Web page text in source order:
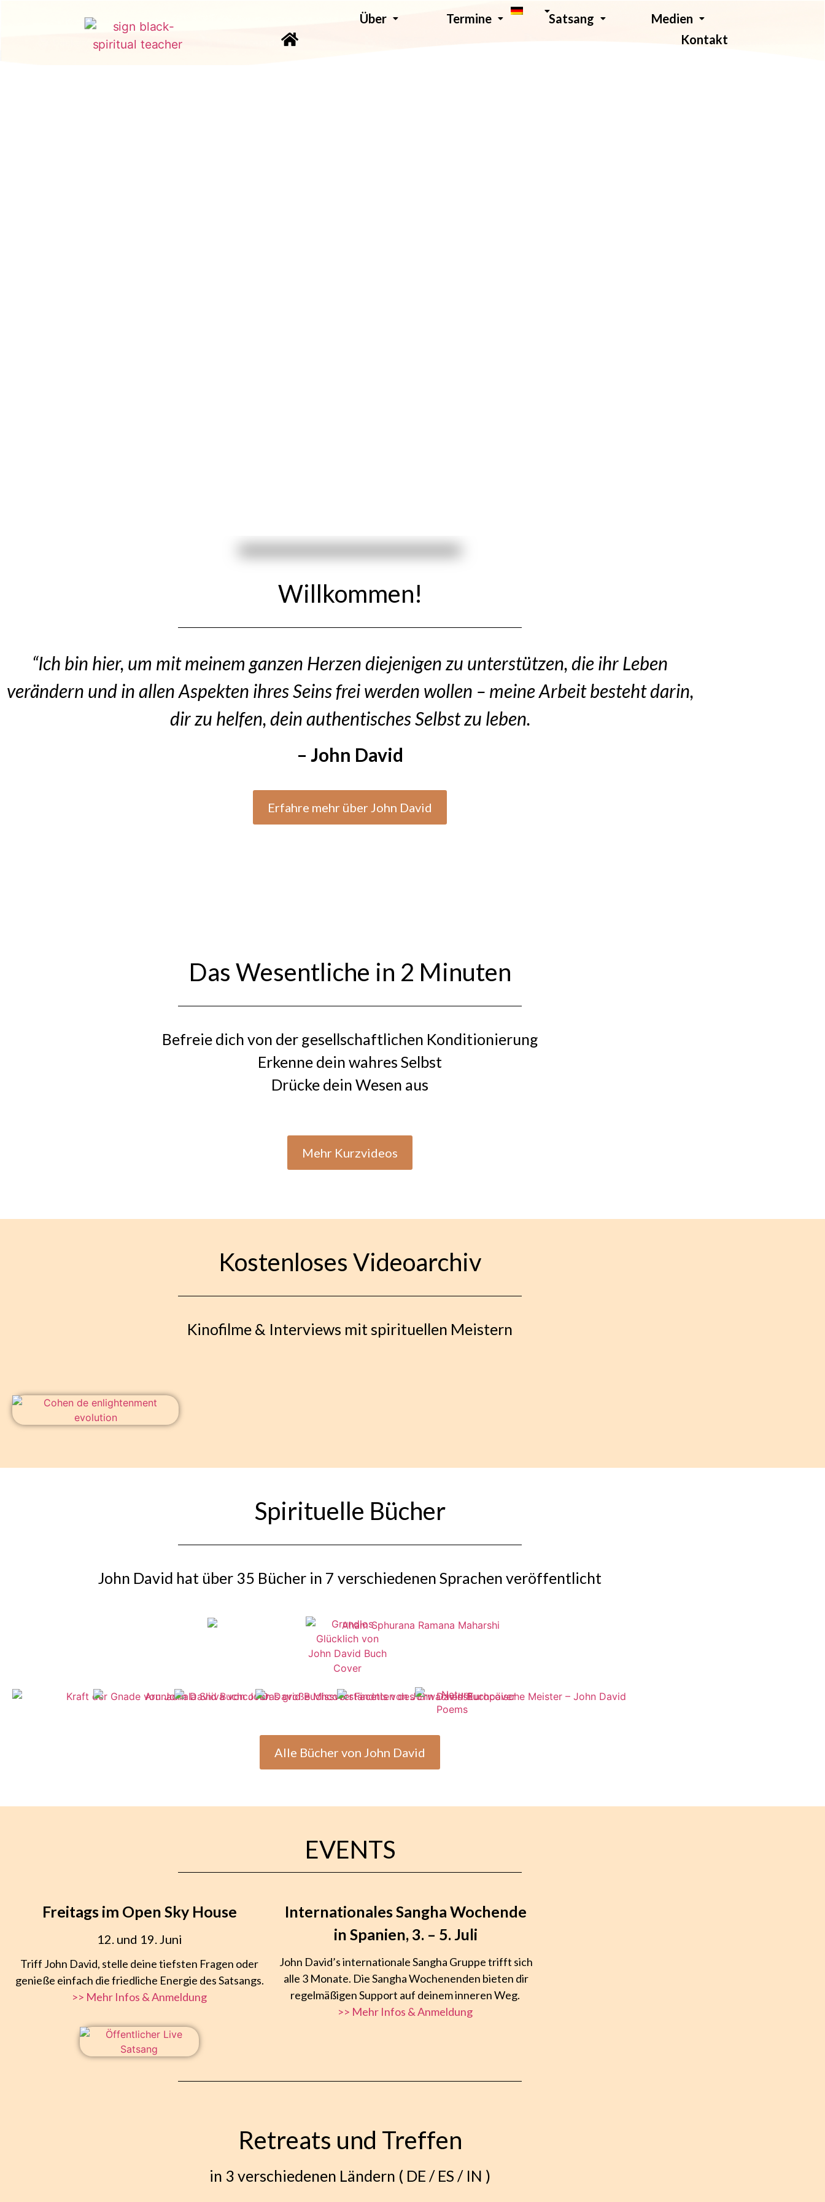
Über Termine Satsang
Medien
Kontakt
Willkommen!
“Ich bin hier, um mit meinem ganzen Herzen diejenigen zu unterstützen, die ihr Leben
verändern und in allen Aspekten ihres Seins frei werden wollen – meine Arbeit besteht darin,
dir zu helfen, dein authentisches Selbst zu leben.
– John David
Erfahre mehr über John David
Das Wesentliche in 2 Minuten
Befreie dich von der gesellschaftlichen Konditionierung
Erkenne dein wahres Selbst
Drücke dein Wesen aus
Mehr Kurzvideos
Kostenloses Videoarchiv
Kinofilme & Interviews mit spirituellen Meistern
Spirituelle Bücher
John David hat über 35 Bücher in 7 verschiedenen Sprachen veröffentlicht
Alle Bücher von John David
EVENTS
Freitags im Open Sky House
12. und 19. Juni
Triff John David, stelle deine tiefsten Fragen oder
genieße einfach die friedliche Energie des Satsangs.
>> Mehr Infos & Anmeldung
Internationales Sangha Wochende
in Spanien, 3. – 5. Juli
John David’s internationale Sangha Gruppe trifft sich
alle 3 Monate. Die Sangha Wochenenden bieten dir
regelmäßigen Support auf deinem inneren Weg.
>> Mehr Infos & Anmeldung
Retreats und Treffen
in 3 verschiedenen Ländern ( DE / ES / IN )